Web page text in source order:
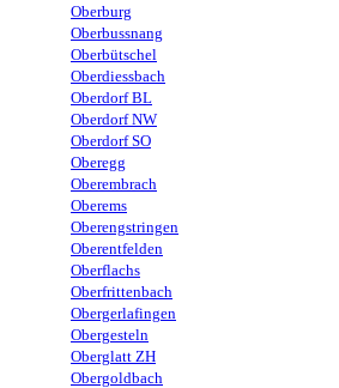
Oberburg
Oberbussnang
Oberbütschel
Oberdiessbach
Oberdorf BL
Oberdorf NW
Oberdorf SO
Oberegg
Oberembrach
Oberems
Oberengstringen
Oberentfelden
Oberflachs
Oberfrittenbach
Obergerlafingen
Obergesteln
Oberglatt ZH
Obergoldbach